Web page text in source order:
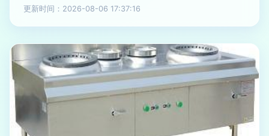
更新时间：2026-08-06 17:37:16